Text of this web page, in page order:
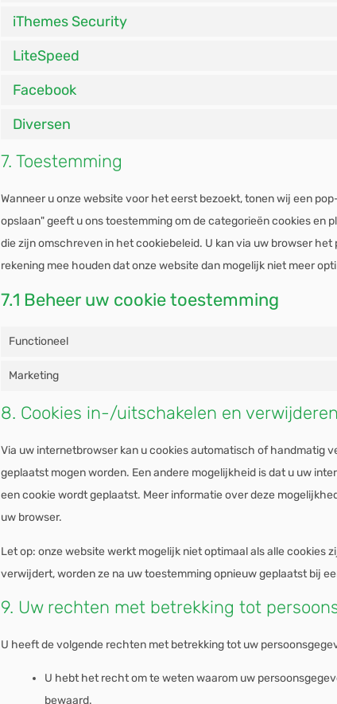
iThemes Security
LiteSpeed
Facebook
Diversen
7. Toestemming
Wanneer u onze website voor het eerst bezoekt, tonen wij een
opslaan" geeft u ons toestemming om de categorieën cookies en
die zijn omschreven in het cookiebeleid. U kan via uw browser
rekening mee houden dat onze website dan mogelijk niet meer
7.1 Beheer uw cookie toestemming
Functioneel
Marketing
8. Cookies in-/uitschakelen en verwijderen
Via uw internetbrowser kan u cookies automatisch of handmatig
geplaatst mogen worden. Een andere mogelijkheid is dat u uw
een cookie wordt geplaatst. Meer informatie over deze
uw browser.
Let op: onze website werkt mogelijk niet optimaal als alle cookies
verwijdert, worden ze na uw toestemming opnieuw geplaatst bij
9. Uw rechten met betrekking tot
U heeft de volgende rechten met betrekking tot uw
U hebt het recht om te weten waarom uw
bewaard.